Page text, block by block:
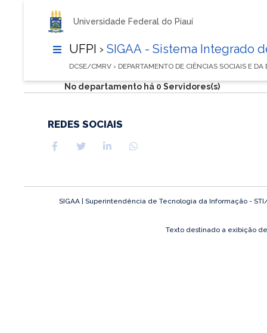
Universidade Federal do Piauí
UFPI › SIGAA - Sistema Integrado
DCSE/CMRV › DEPARTAMENTO DE CIÊNCIAS SOCIAIS E
No departamento há 0 Servidores(s)
REDES SOCIAIS
SIGAA | Superintendência de Tecnologia da Informação -
Texto destinado a exibição